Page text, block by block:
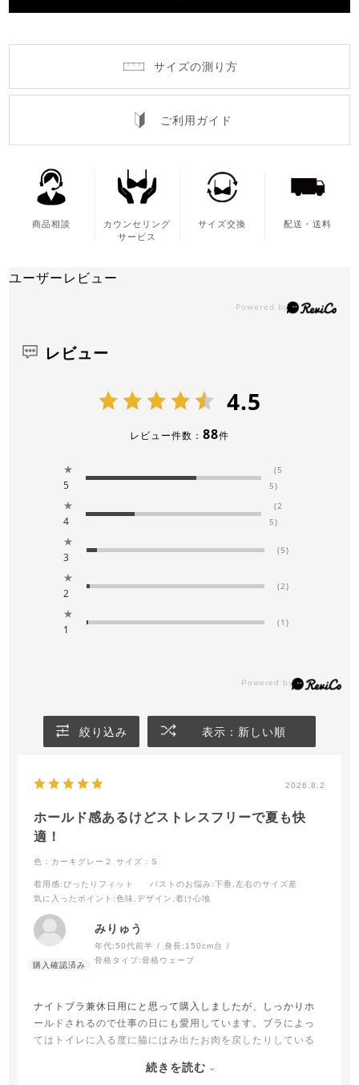
サイズの測り方
ご利用ガイド
商品相談
カウンセリング
サービス
サイズ交換 配送・送料
ユーザーレビュー
レビュー
4.5
レビュー件数： 88件
★
5
(5
5)
★
4
(2
5)
★
3
(5)
★
2
(2)
★
1
(1)
絞り込み 表示：新しい順
2026.8.2
ホールド感あるけどストレスフリーで夏も快
適！
色：カーキグレー２ サイズ：S
着用感:ぴったりフィット バストのお悩み:下垂,左右のサイズ差
気に入ったポイント :色味,デザイン,着け心地
みりゅう
年代:50代前半 身長: 150cm台
骨格タイプ:骨格ウェーブ
ナイトブラ兼休日用にと思って購入しましたが、しっかりホ
ールドされるので仕事の日にも愛用しています。ブラによっ
てはトイレに入る度に脇にはみ出たお肉を戻したりしている
続きを読む